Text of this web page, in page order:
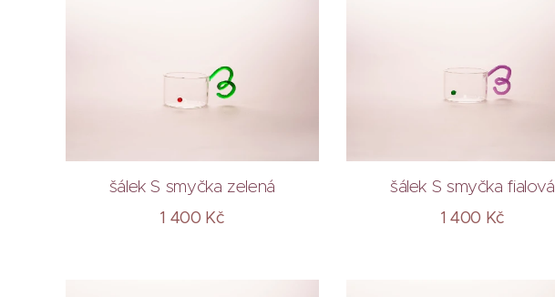
šálek S smyčka zelená
1 400 Kč
šálek S smyčka fialová
1 400 Kč